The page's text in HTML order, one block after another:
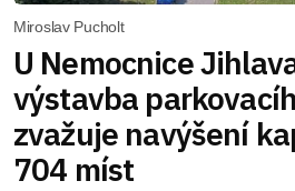
Miroslav Pucholt
U Nemocnice
výstavba
zvažuje navýšení
704 míst